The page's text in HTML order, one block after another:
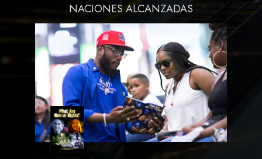
NACIONES ALCANZADAS